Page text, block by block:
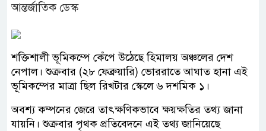
আন্তর্জাতিক ডেস্ক
শক্তিশালী ভূমিকম্পে কেঁপে উঠেছে হিমালয় অঞ্চলের দেশ
নেপাল। শুক্রবার (২৮ ফেব্রুয়ারি) ভোররাতে আঘাত হানা এই
ভূমিকম্পের মাত্রা ছিল রিখটার স্কেলে ৬ দশমিক ১।
অবশ্য কম্পনের জেরে তাৎক্ষণিকভাবে ক্ষয়ক্ষতির তথ্য জানা
যায়নি। শুক্রবার পৃথক প্রতিবেদনে এই তথ্য জানিয়েছে